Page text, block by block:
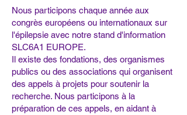
Nous participons chaque année aux
congrès européens ou internationaux sur
l'épilepsie avec notre stand d'information
SLC6A1 EUROPE.
Il existe des fondations, des organismes
publics ou des associations qui organisent
des appels à projets pour soutenir la
recherche. Nous participons à la
préparation de ces appels, en aidant à